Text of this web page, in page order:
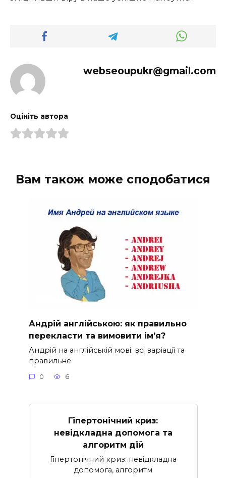
webseoupukr@gmail.com
Оцініть автора
Вам також може сподобатися
Андрій англійською: як правильно
перекласти та вимовити ім’я?
Андрій на англійській мові: всі варіації та
правильне
0 6
Гіпертонічний криз:
невідкладна допомога та
алгоритм дій
Гіпертонічний криз: невідкладна
допомога, алгоритм